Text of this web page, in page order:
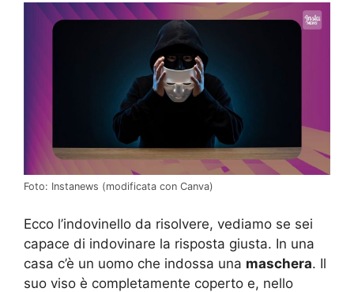
Foto: Instanews (modificata con Canva)
Ecco l’indovinello da risolvere, vediamo se sei
capace di indovinare la risposta giusta. In una
casa c’è un uomo che indossa una maschera. Il
suo viso è completamente coperto e, nello